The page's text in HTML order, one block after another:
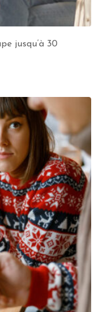
jusqu’à 30